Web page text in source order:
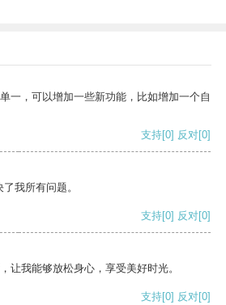
一，可以增加一些新功能，比如增加一个自
支持[0] 反对[0]
我所有问题。
支持[0] 反对[0]
让我能够放松身心，享受美好时光。
支持[0] 反对[0]